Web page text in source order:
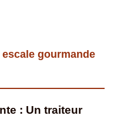
gourmande
: Un traiteur